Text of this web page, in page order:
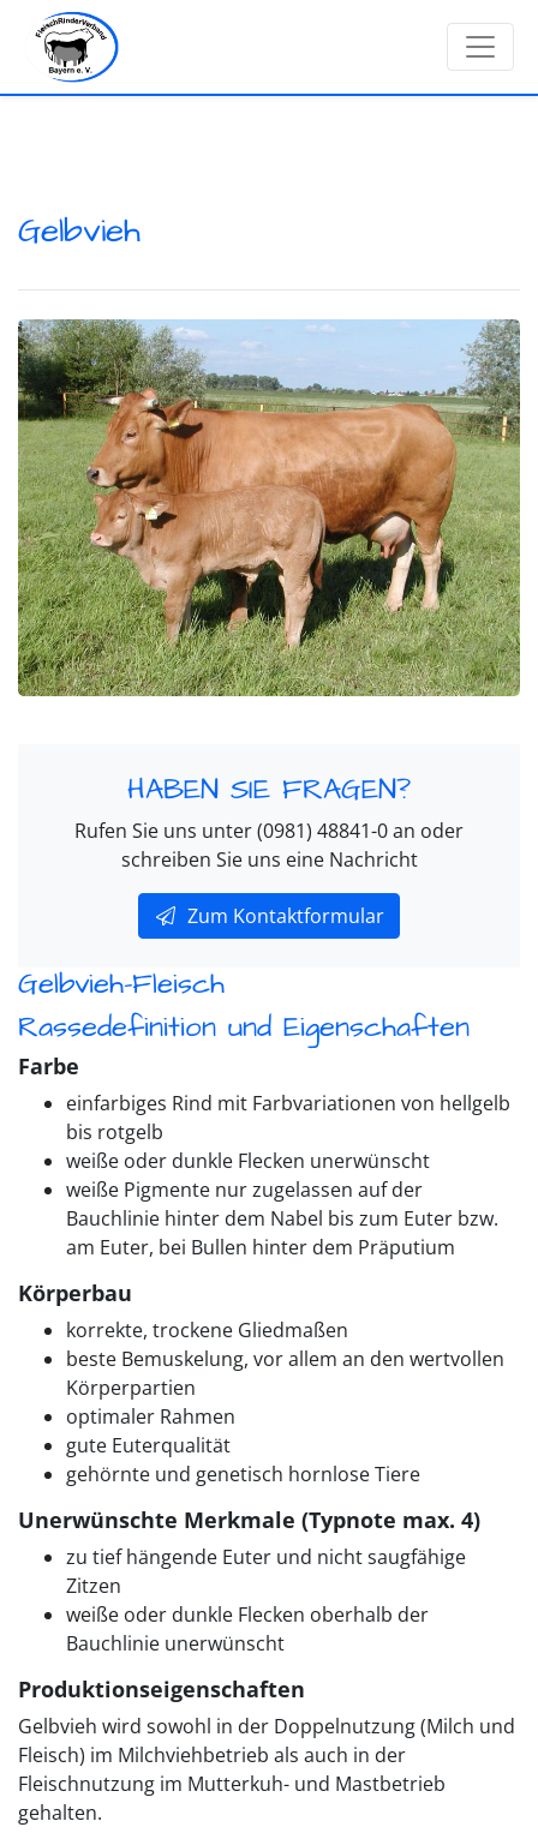
Gelbvieh
Gelbvieh-Fleisch
Rassedefinition und Eigenschaften
Farbe
einfarbiges Rind mit Farbvariationen von hellgelb
bis rotgelb
weiße oder dunkle Flecken unerwünscht
weiße Pigmente nur zugelassen auf der
Bauchlinie hinter dem Nabel bis zum Euter bzw.
am Euter, bei Bullen hinter dem Präputium
Körperbau
korrekte, trockene Gliedmaßen
beste Bemuskelung, vor allem an den wertvollen
Körperpartien
optimaler Rahmen
gute Euterqualität
gehörnte und genetisch hornlose Tiere
Unerwünschte Merkmale (Typnote max. 4)
zu tief hängende Euter und nicht saugfähige
Zitzen
weiße oder dunkle Flecken oberhalb der
Bauchlinie unerwünscht
Produktionseigenschaften
Gelbvieh wird sowohl in der Doppelnutzung (Milch und
Fleisch) im Milchviehbetrieb als auch in der
Fleischnutzung im Mutterkuh- und Mastbetrieb
gehalten.
HABEN SIE FRAGEN?
Rufen Sie uns unter (0981) 48841-0 an oder
schreiben Sie uns eine Nachricht
Zum Kontaktformular